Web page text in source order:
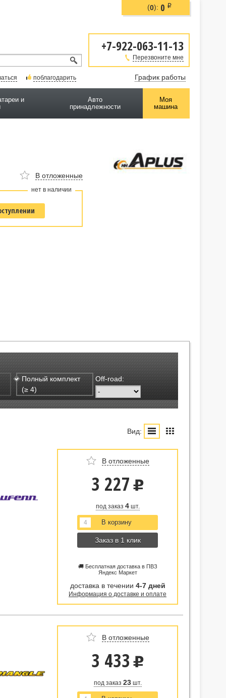
+7-922-063-11-13
Перезвоните мне
поблагодарить График работы
и
Авто
принадлежности
Моя
машина
В отложенные
нет в наличии
Полный комплект
(≥ 4)
Off-road:
Вид:
В отложенные
3 227 u
под заказ 4шт.
Заказ в 1 клик
🚚 Бесплатная доставка в ПВЗ
Яндекс Маркет
доставка в течении 4-7 дней
Информация о доставке и оплате
В отложенные
3 433 u
под заказ 23шт.
(0): 0 i